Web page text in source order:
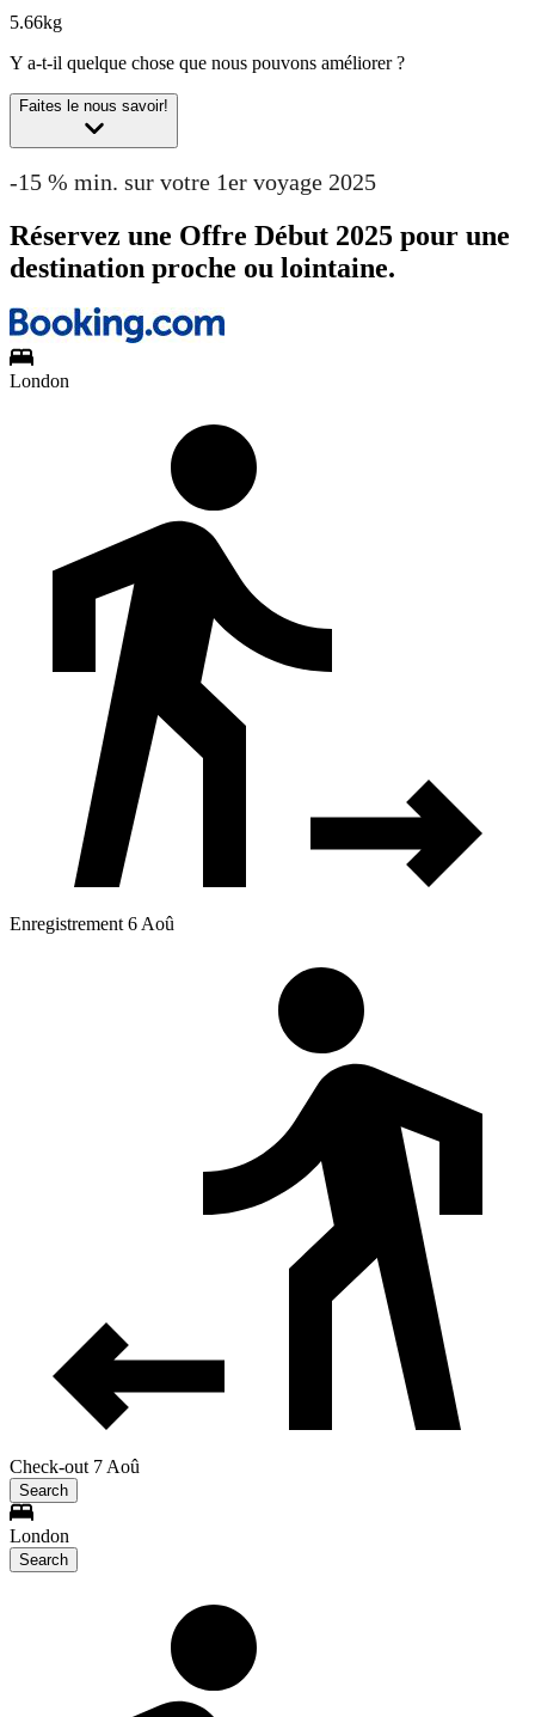
5.66kg
Y a-t-il quelque chose que nous pouvons améliorer ?
Faites le nous savoir!
-15 % min. sur votre 1er voyage 2025
Réservez une Offre Début 2025 pour une
destination proche ou lointaine.
London
Enregistrement 6 Aoû
Check-out 7 Aoû
Search
London
Search